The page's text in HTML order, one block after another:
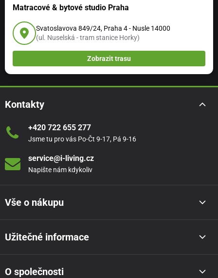
Matracové & bytové studio Praha
Svatoslavova 849/24, Praha 4 - Nusle 14000
(ul. Nuselská - tram stanice Horky)
Zobrazit trasu
Kontakty
+420 722 655 277
Jsme tu pro vás Po-Čt 9-17, Pá 9-16
service@i-living.cz
Napište nám kdykoliv
Vše o nákupu
Užitečné informace
O společnosti